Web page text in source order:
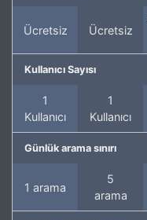
Ücretsiz Ücretsiz
Kullanıcı Sayısı
1
Kullanıcı
1
Kullanıcı
Günlük arama sınırı
1 arama
5
arama